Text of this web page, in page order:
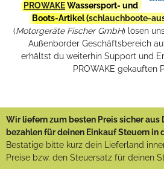
PROWAKEWassersport- und
Boots-Artikel (schlauchboote-
(Motorgeräte Fischer GmbH) lösen
Außenborder Geschäftsbereich
erhältst du weiterhin Support und
PROWAKE gekauften
Wir liefern zum besten Preis sicher aus
bezahlen für deinen Einkauf Steuern in
Bestätige bitte kurz dein Lieferland
Preise bzw. den Steuersatz für deinen